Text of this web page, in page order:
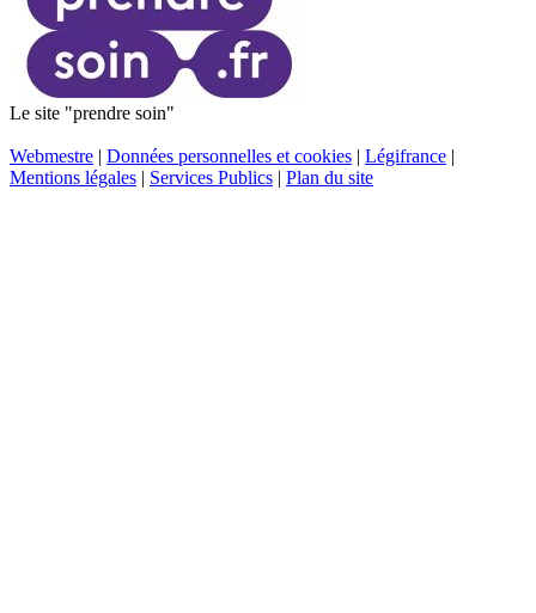
Le site "prendre soin"
Webmestre | Données personnelles et cookies | Légifrance |
Mentions légales | Services Publics | Plan du site